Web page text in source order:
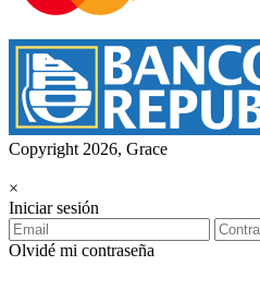
Copyright 2026, Grace
×
Iniciar sesión
Olvidé mi contraseña